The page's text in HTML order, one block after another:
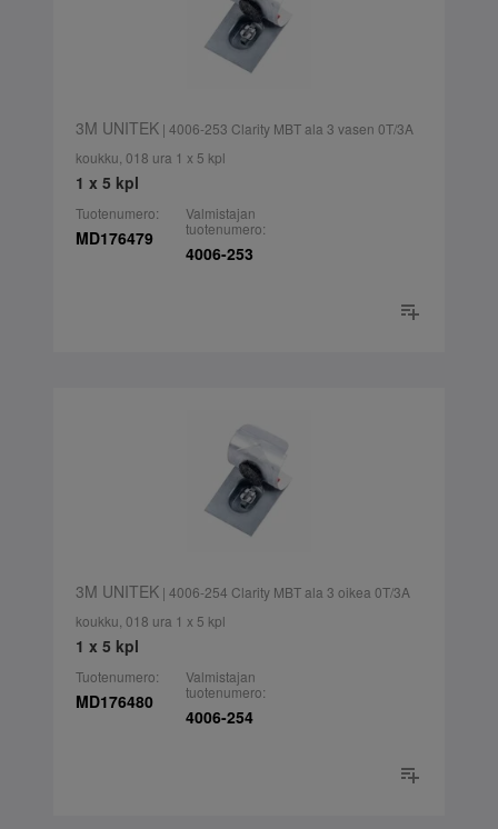
3M UNITEK| 4006-253 Clarity MBT ala 3 vasen 0T/3A
koukku, 018 ura 1 x 5 kpl
1 x 5 kpl
Tuotenumero:
MD176479
Valmistajan
tuotenumero:
4006-253
3M UNITEK| 4006-254 Clarity MBT ala 3 oikea 0T/3A
koukku, 018 ura 1 x 5 kpl
1 x 5 kpl
Tuotenumero:
MD176480
Valmistajan
tuotenumero:
4006-254